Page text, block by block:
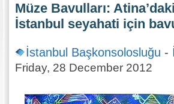
Müze Bavulları:
İstanbul seyahati için
İstanbul Başkonsolosluğu -
Friday, 28 December 2012